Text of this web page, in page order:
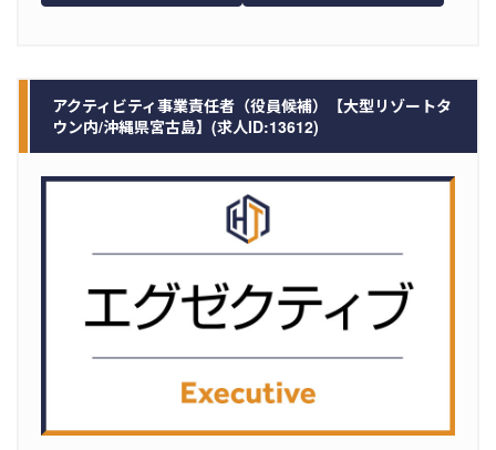
アクティビティ事業責任者（役員候補）【大型リゾートタ
ウン内/沖縄県宮古島】(求人ID:13612)